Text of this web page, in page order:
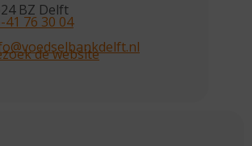
BZ Delft
41 76 30 04
de website